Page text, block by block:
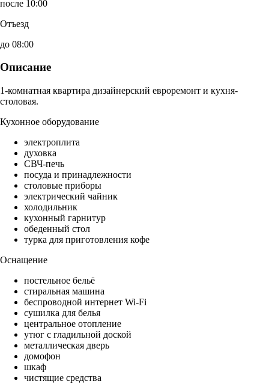
после 10:00
Отъезд
до 08:00
Описание
1-комнатная квартира дизайнерский евроремонт и кухня-
столовая.
Кухонное оборудование
электроплита
духовка
СВЧ-печь
посуда и принадлежности
столовые приборы
электрический чайник
холодильник
кухонный гарнитур
обеденный стол
турка для приготовления кофе
Оснащение
постельное бельё
стиральная машина
беспроводной интернет Wi-Fi
сушилка для белья
центральное отопление
утюг с гладильной доской
металлическая дверь
домофон
шкаф
чистящие средства